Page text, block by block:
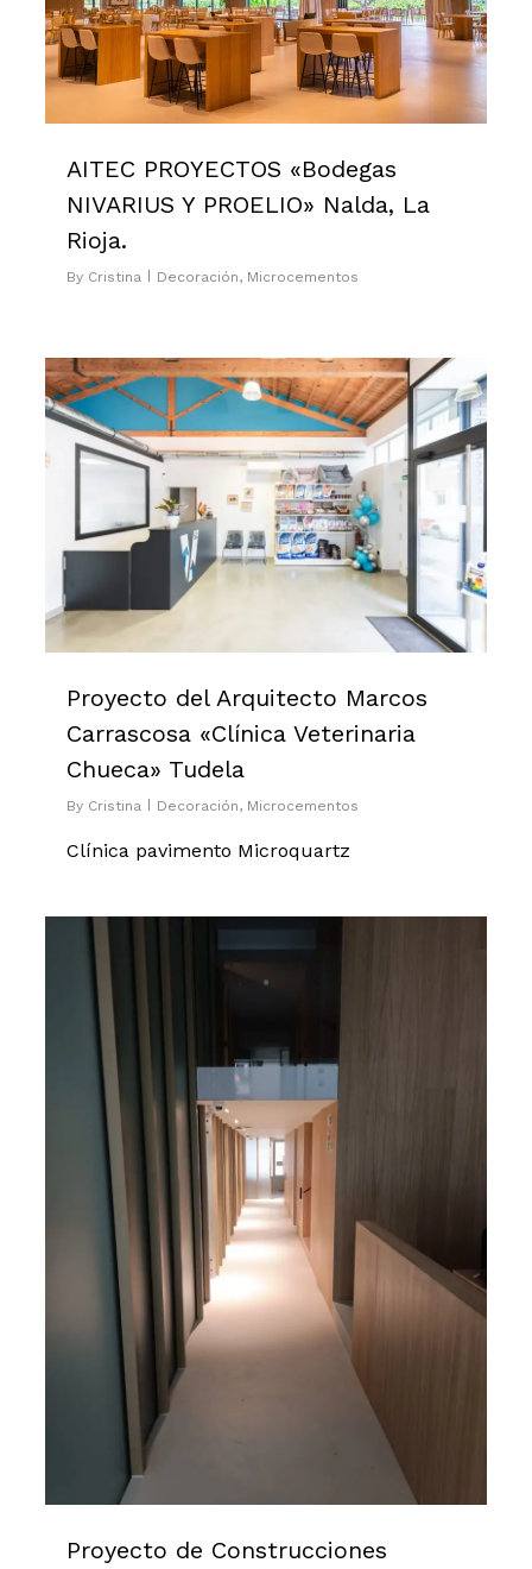
AITEC PROYECTOS «Bodegas
NIVARIUS Y PROELIO» Nalda, La
Rioja.
By Cristina Decoración, Microcementos
Proyecto del Arquitecto Marcos
Carrascosa «Clínica Veterinaria
Chueca» Tudela
By Cristina Decoración, Microcementos
Clínica pavimento Microquartz
0
Proyecto de Construcciones
0